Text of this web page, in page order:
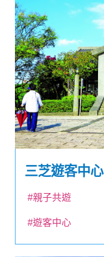
三芝遊客中心
#親子共遊
#遊客中心